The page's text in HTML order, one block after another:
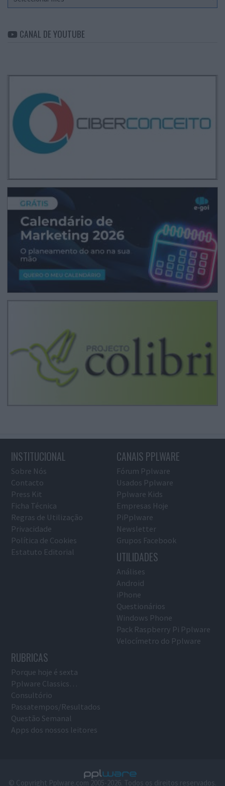
CANAL DE YOUTUBE
INSTITUCIONAL
Sobre Nós
Contacto
Press Kit
Ficha Técnica
Regras de Utilização
Privacidade
Política de Cookies
Estatuto Editorial
CANAIS PPLWARE
Fórum Pplware
Usados Pplware
Pplware Kids
Empresas Hoje
PiPplware
Newsletter
Grupos Facebook
UTILIDADES
Análises
Android
iPhone
Questionários
Windows Phone
Pack Raspberry Pi Pplware
Velocímetro do Pplware
RUBRICAS
Porque hoje é sexta
Pplware Classics…
Consultório
Passatempos/Resultados
Questão Semanal
Apps dos nossos leitores
© Copyright Pplware.com 2005-2026. Todos os direitos reservados.